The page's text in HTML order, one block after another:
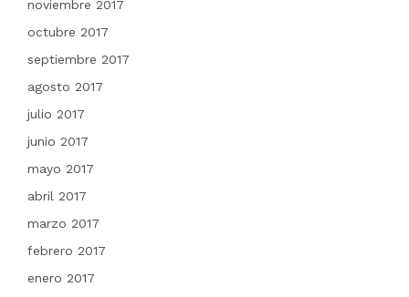
noviembre 2017
octubre 2017
septiembre 2017
agosto 2017
julio 2017
junio 2017
mayo 2017
abril 2017
marzo 2017
febrero 2017
enero 2017